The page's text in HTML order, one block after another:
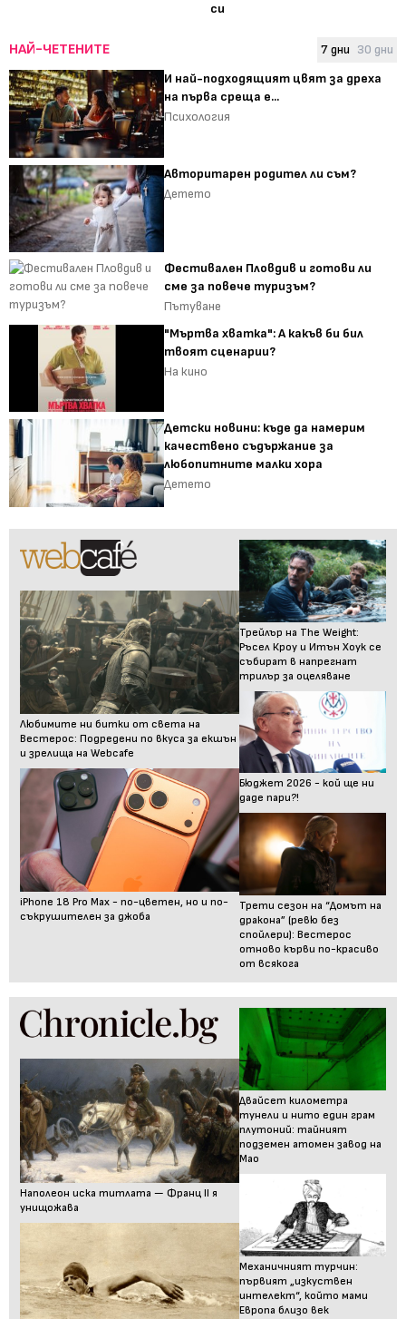
си
НАЙ-ЧЕТЕНИТЕ 7 дни 30 дни
И най-подходящият цвят за дреха
на първа среща е...
Психология
Авторитарен родител ли съм?
Детето
Фестивален Пловдив и готови ли
сме за повече туризъм?
Пътуване
"Мъртва хватка": А какъв би бил
твоят сценарии?
На кино
Детски новини: къде да намерим
качествено съдържание за
любопитните малки хора
Детето
Любимите ни битки от света на
Вестерос: Подредени по вкуса за екшън
и зрелища на Webcafe
iPhone 18 Pro Max - по-цветен, но и по-
съкрушителен за джоба
Трейлър на The Weight:
Ръсел Кроу и Итън Хоук се
събират в напрегнат
трилър за оцеляване
Бюджет 2026 - кой ще ни
даде пари?!
Трети сезон на “Домът на
дракона” (ревю без
спойлери): Вестерос
отново кърви по-красиво
от всякога
Наполеон иска титлата — Франц II я
унищожава
Двайсет километра
тунели и нито един грам
плутоний: тайният
подземен атомен завод на
Мао
Механичният турчин:
първият „изкуствен
интелект“, който мами
Европа близо век